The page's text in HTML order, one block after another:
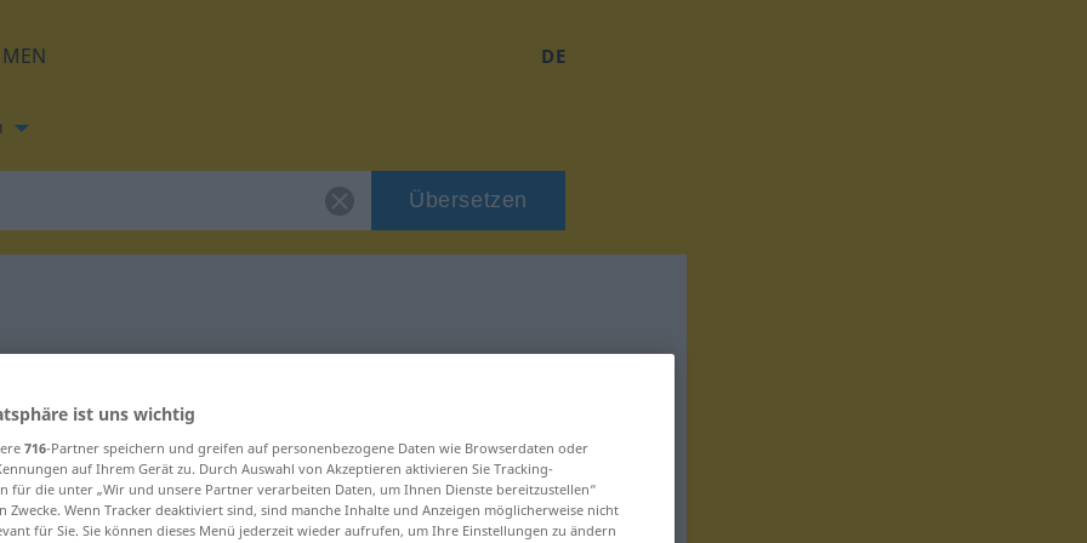
DE
Übersetzen
für "Grube"
ist uns wichtig
716-Partner speichern und greifen auf personenbezogene Daten wie Browserdaten oder
auf Ihrem Gerät zu. Durch Auswahl von Akzeptieren aktivieren Sie Tracking-
für die unter „Wir und unsere Partner verarbeiten Daten, um Ihnen Dienste bereitzustellen“
Zwecke. Wenn Tracker deaktiviert sind, sind manche Inhalte und Anzeigen möglicherweise nicht
für Sie. Sie können dieses Menü jederzeit wieder aufrufen, um Ihre Einstellungen zu ändern